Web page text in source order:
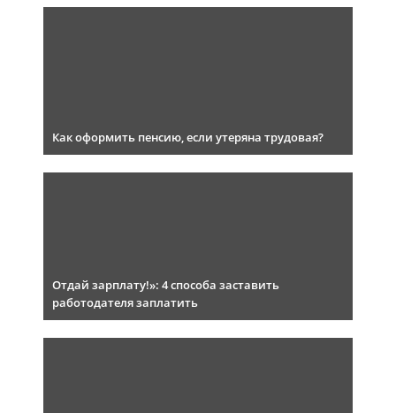
Как оформить пенсию, если утеряна трудовая?
Отдай зарплату!»: 4 способа заставить
работодателя заплатить